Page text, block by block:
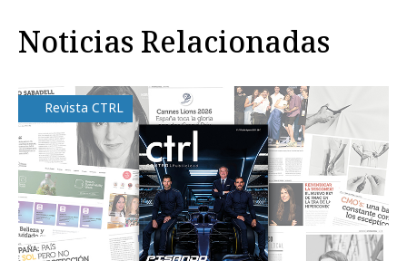
Noticias Relacionadas
Revista CTRL